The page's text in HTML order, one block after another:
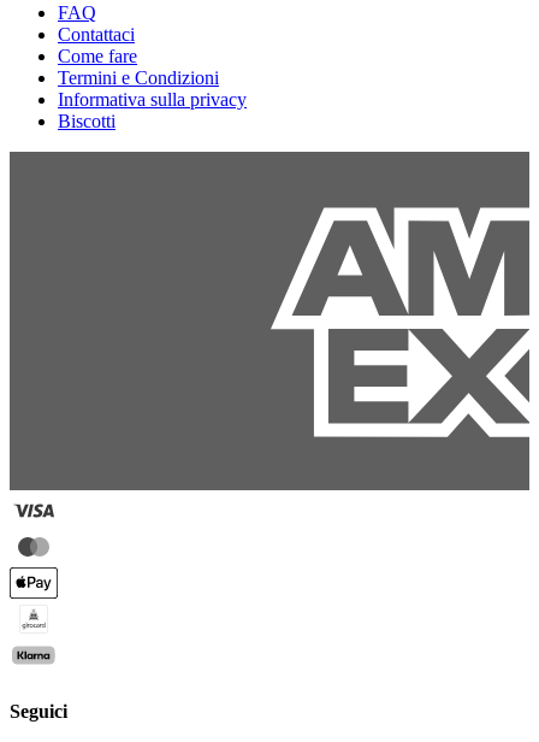
FAQ
Contattaci
Come fare
Termini e Condizioni
Informativa sulla privacy
Biscotti
Seguici